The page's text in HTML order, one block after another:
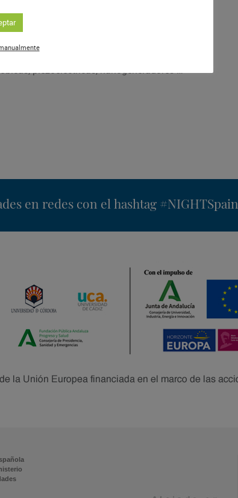
técnicas de vacío y plasma.
piezoeléctricas, nanogeneradores …
en redes con el hashtag #NIGHTSpain